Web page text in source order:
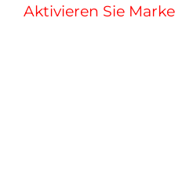
Aktivieren Sie